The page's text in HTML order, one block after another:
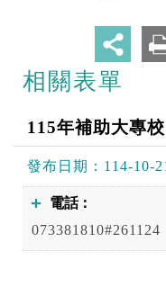
相關表單
115年補助大專
發布日期： 114-10-
電話
073381810#261124